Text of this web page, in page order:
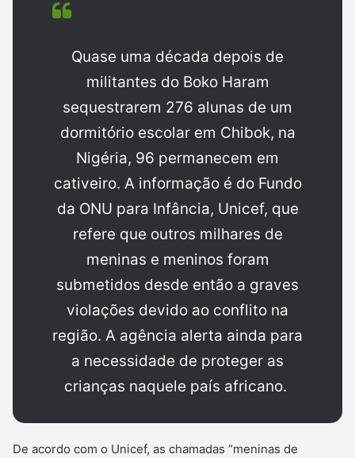
Quase uma década depois de
militantes do Boko Haram
sequestrarem 276 alunas de um
dormitório escolar em Chibok, na
Nigéria, 96 permanecem em
cativeiro. A informação é do Fundo
da ONU para Infância, Unicef, que
refere que outros milhares de
meninas e meninos foram
submetidos desde então a graves
violações devido ao conflito na
região. A agência alerta ainda para
a necessidade de proteger as
crianças naquele país africano.
De acordo com o Unicef, as chamadas “meninas de